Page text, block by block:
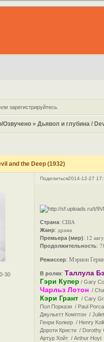
зарегистрируйтесь.
Озвучено »Дьявол и глубина /
and the Deep (1932)
Поделиться2014-12-27
30
Страна:США
Жанр: драма
Премьера (мир): 12
Продолжительность:
Режиссер:Мэрион
В ролях:Таллула
Гэри Купер / Gary
Чарльз Лотон /
Кэри Грант / Cary
Пол Поркази / Paul
Джульетт Комптон /
Генри Колкер / Henry
Дороти Кристи /
Артур Хойт / Arthur Hoyt